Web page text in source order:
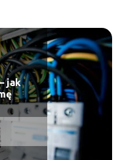
jak